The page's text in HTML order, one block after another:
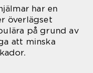
har en
överlägset
på grund av
att minska